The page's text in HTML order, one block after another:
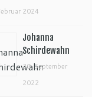
2024
Johanna
Schirdewahn
30. September
2022